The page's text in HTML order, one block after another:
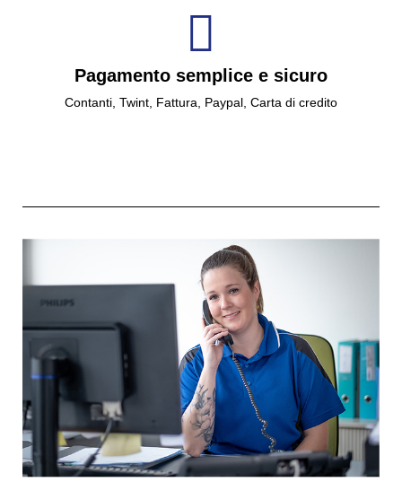
Pagamento semplice e sicuro
Contanti, Twint, Fattura, Paypal, Carta di credito